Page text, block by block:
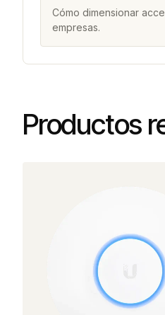
Cómo dimensionar
empresas.
Productos